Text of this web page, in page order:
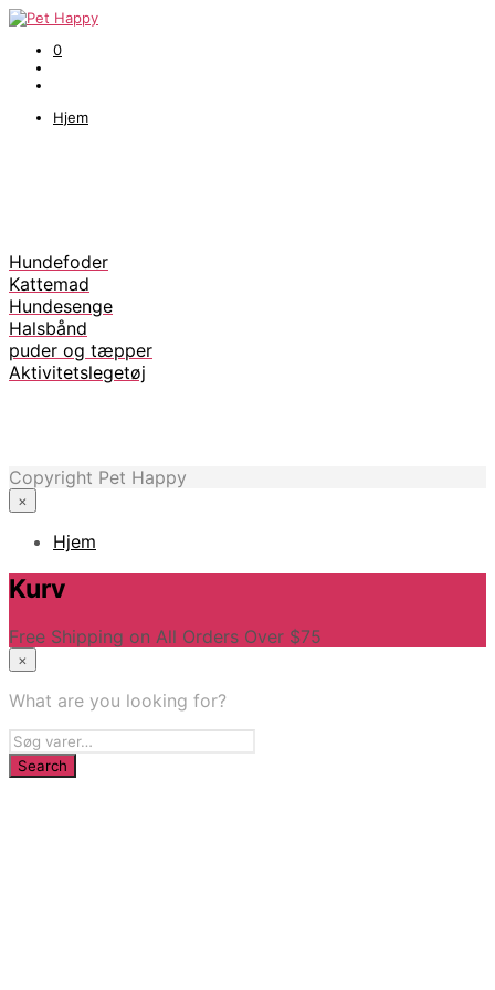
0
Hjem
Hundefoder
Kattemad
Hundesenge
Halsbånd
puder og tæpper
Aktivitetslegetøj
Copyright Pet Happy
×
Hjem
Kurv
Free Shipping on All Orders Over $75
×
What are you looking for?